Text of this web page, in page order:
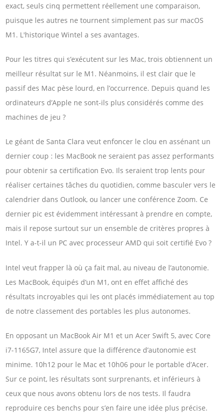
exact, seuls cinq permettent réellement une comparaison,
puisque les autres ne tournent simplement pas sur macOS
M1. L'historique Wintel a ses avantages.
Pour les titres qui s’exécutent sur les Mac, trois obtiennent un
meilleur résultat sur le M1. Néanmoins, il est clair que le
passif des Mac pèse lourd, en l’occurrence. Depuis quand les
ordinateurs d’Apple ne sont-ils plus considérés comme des
machines de jeu ?
Le géant de Santa Clara veut enfoncer le clou en assénant un
dernier coup : les MacBook ne seraient pas assez performants
pour obtenir sa certification Evo. Ils seraient trop lents pour
réaliser certaines tâches du quotidien, comme basculer vers le
calendrier dans Outlook, ou lancer une conférence Zoom. Ce
dernier pic est évidemment intéressant à prendre en compte,
mais il repose surtout sur un ensemble de critères propres à
Intel. Y a-t-il un PC avec processeur AMD qui soit certifié Evo ?
Intel veut frapper là où ça fait mal, au niveau de l’autonomie.
Les MacBook, équipés d’un M1, ont en effet affiché des
résultats incroyables qui les ont placés immédiatement au top
de notre classement des portables les plus autonomes.
En opposant un MacBook Air M1 et un Acer Swift 5, avec Core
i7-1165G7, Intel assure que la différence d’autonomie est
minime. 10h12 pour le Mac et 10h06 pour le portable d’Acer.
Sur ce point, les résultats sont surprenants, et inférieurs à
ceux que nous avons obtenu lors de nos tests. Il faudra
reproduire ces benchs pour s’en faire une idée plus précise.